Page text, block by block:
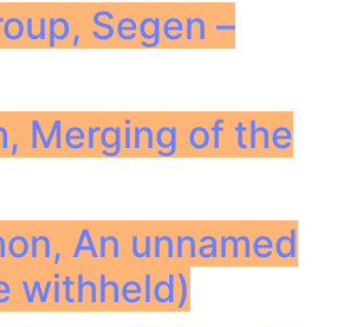
Segen –
Merging of the
An unnamed
withheld)